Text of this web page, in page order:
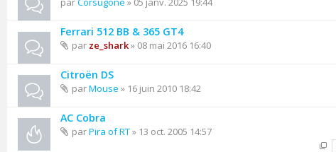
Ferrari 512 BB & 365 GT4
par ze_shark» 08 mai 2016 16:40
Citroën DS
parMouse » 16 juin 2010 18:42
AC Cobra
parPira of RT» 13 oct. 2005 14:57